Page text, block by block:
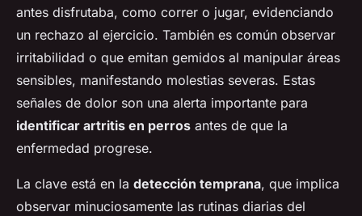
antes disfrutaba, como correr o jugar, evidenciando
un rechazo al ejercicio. También es común observar
irritabilidad o que emitan gemidos al manipular áreas
sensibles, manifestando molestias severas. Estas
señales de dolor son una alerta importante para
identificar artritis en perros antes de que la
enfermedad progrese.
La clave está en la detección temprana, que implica
observar minuciosamente las rutinas diarias del